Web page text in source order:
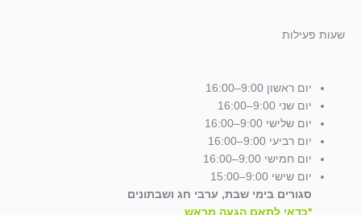
שעות פעילות
יום ראשון 9:00–16:00
יום שני 9:00–16:00
יום שלישי 9:00–16:00
יום רביעי 9:00–16:00
יום חמישי 9:00–16:00
יום שישי 9:00–15:00
סגורים בימי שבת, ערבי חג ושבתונים
*כדאי לתאם הגעה מראש